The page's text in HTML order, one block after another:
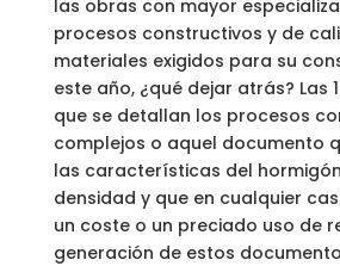
las obras con mayor
procesos constructivos y de
materiales exigidos para su
este año, ¿qué dejar atrás? Las
que se detallan los procesos
complejos o aquel documento
las características del
densidad y que en cualquier
un coste o un preciado uso de
generación de estos